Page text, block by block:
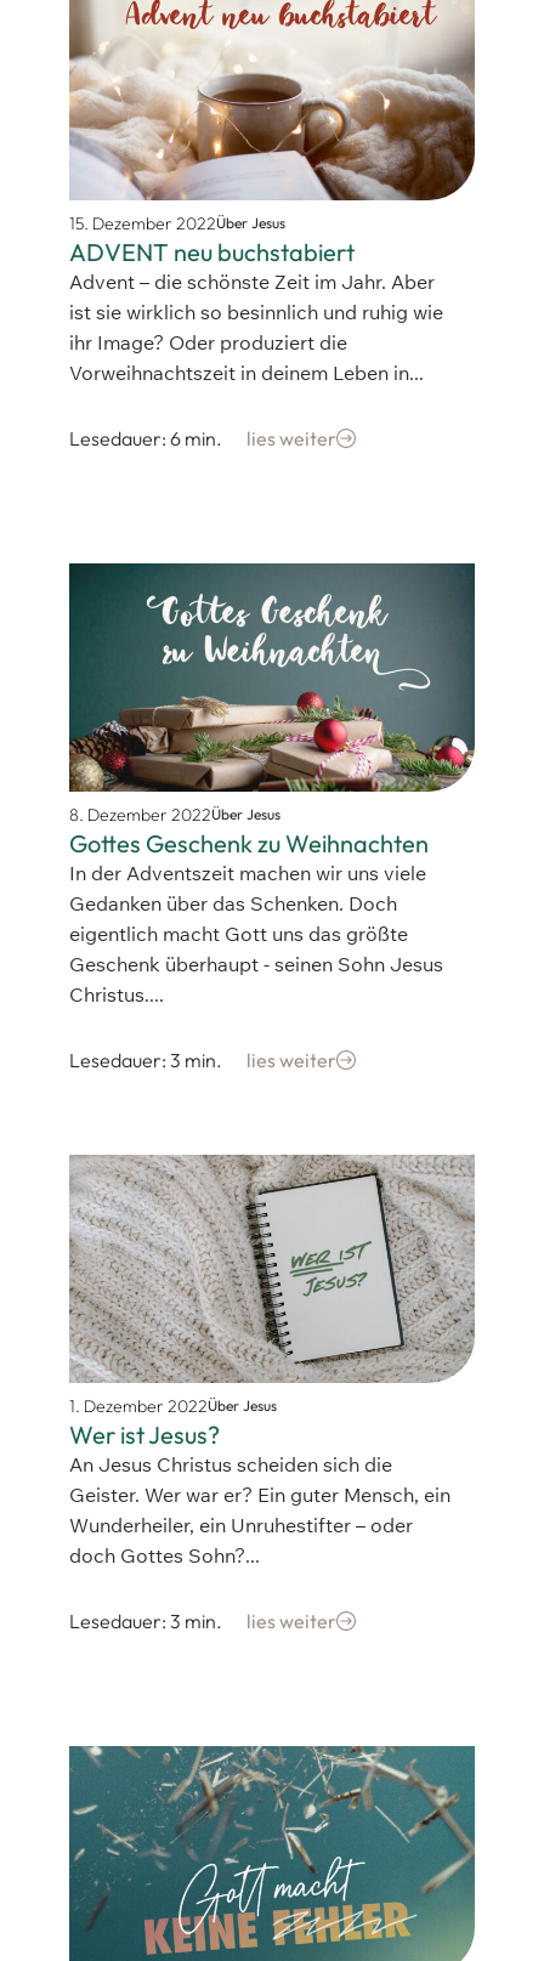
15. Dezember 2022Über Jesus
ADVENT neu buchstabiert
Advent – die schönste Zeit im Jahr. Aber
ist sie wirklich so besinnlich und ruhig wie
ihr Image? Oder produziert die
Vorweihnachtszeit in deinem Leben in...
Lesedauer: 6 min. lies weiter
8. Dezember 2022Über Jesus
Gottes Geschenk zu Weihnachten
In der Adventszeit machen wir uns viele
Gedanken über das Schenken. Doch
eigentlich macht Gott uns das größte
Geschenk überhaupt - seinen Sohn Jesus
Christus....
Lesedauer: 3 min. lies weiter
1. Dezember 2022Über Jesus
Wer ist Jesus?
An Jesus Christus scheiden sich die
Geister. Wer war er? Ein guter Mensch, ein
Wunderheiler, ein Unruhestifter – oder
doch Gottes Sohn?...
Lesedauer: 3 min. lies weiter